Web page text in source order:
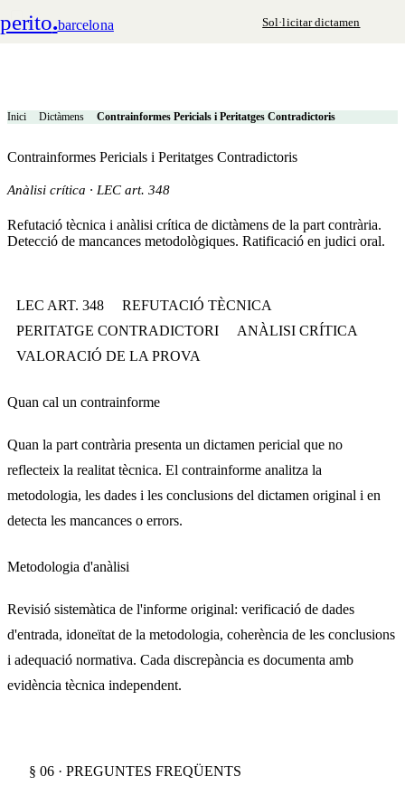
perito.barcelona Sol·licitar dictamen
Inici Dictàmens Contrainformes Pericials i Peritatges Contradictoris
Contrainformes Pericials i Peritatges Contradictoris
Anàlisi crítica · LEC art. 348
Refutació tècnica i anàlisi crítica de dictàmens de la part contrària.
Detecció de mancances metodològiques. Ratificació en judici oral.
LEC ART. 348
REFUTACIÓ TÈCNICA
PERITATGE CONTRADICTORI
ANÀLISI CRÍTICA
VALORACIÓ DE LA PROVA
Quan cal un contrainforme
Quan la part contrària presenta un dictamen pericial que no
reflecteix la realitat tècnica. El contrainforme analitza la
metodologia, les dades i les conclusions del dictamen original i en
detecta les mancances o errors.
Metodologia d'anàlisi
Revisió sistemàtica de l'informe original: verificació de dades
d'entrada, idoneïtat de la metodologia, coherència de les conclusions
i adequació normativa. Cada discrepància es documenta amb
evidència tècnica independent.
§ 06 · PREGUNTES FREQÜENTS